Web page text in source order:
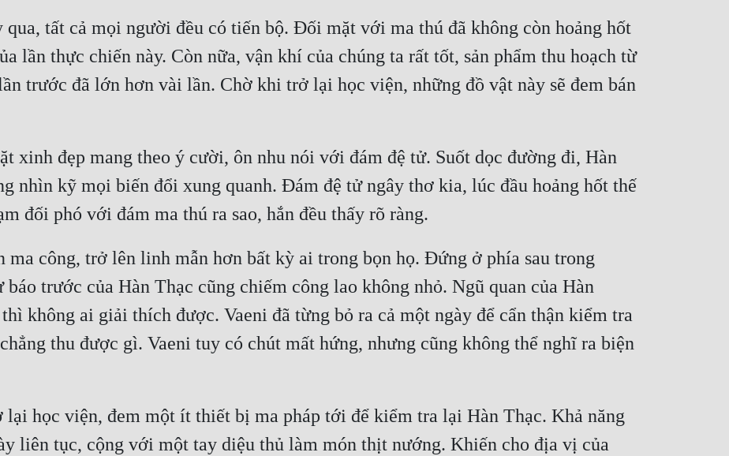
tất cả mọi người đều có tiến bộ. Đối mặt với ma thú đã không còn hoảng hốt
lần thực chiến này. Còn nữa, vận khí của chúng ta rất tốt, sản phẩm thu hoạch từ
trước đã lớn hơn vài lần. Chờ khi trở lại học viện, những đồ vật này sẽ đem bán
xinh đẹp mang theo ý cười, ôn nhu nói với đám đệ tử. Suốt dọc đường đi, Hàn
nhìn kỹ mọi biến đổi xung quanh. Đám đệ tử ngây thơ kia, lúc đầu hoảng hốt thế
đối phó với đám ma thú ra sao, hắn đều thấy rõ ràng.
ma công, trở lên linh mẫn hơn bất kỳ ai trong bọn họ. Đứng ở phía sau trong
trước của Hàn Thạc cũng chiếm công lao không nhỏ. Ngũ quan của Hàn
không ai giải thích được. Vaeni đã từng bỏ ra cả một ngày để cẩn thận kiểm tra
thu được gì. Vaeni tuy có chút mất hứng, nhưng cũng không thể nghĩ ra biện
học viện, đem một ít thiết bị ma pháp tới để kiểm tra lại Hàn Thạc. Khả năng
liên tục, cộng với một tay diệu thủ làm món thịt nướng. Khiến cho địa vị của